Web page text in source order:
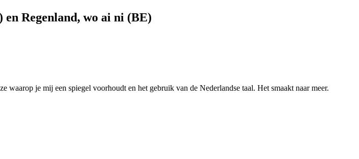
Regenland, wo ai ni (BE)
je mij een spiegel voorhoudt en het gebruik van de Nederlandse taal. Het smaakt naar meer.